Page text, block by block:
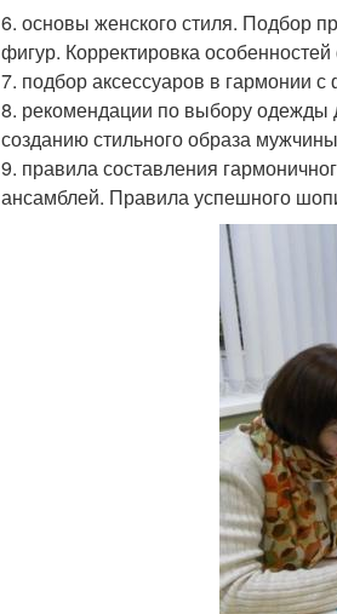
6. основы женского стиля. Подбор
фигур. Корректировка
7. подбор аксессуаров в гармонии
8. рекомендации по выбору одежды
созданию стильного образа
9. правила составления
ансамблей. Правила успешного